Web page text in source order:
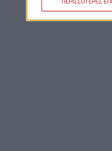
ΠΕΡΙΣΣΟΤΕΡΕΣ